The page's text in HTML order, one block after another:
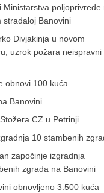
Ministarstva poljoprivrede
stradaloj Banovini
Divjakinja u novom
uzrok požara neispravni
obnovi 100 kuća
Banovini
CZ u Petrinji
10 stambenih
započinje izgradnja
zgrada na Banovini
obnovljeno 3.500 kuća